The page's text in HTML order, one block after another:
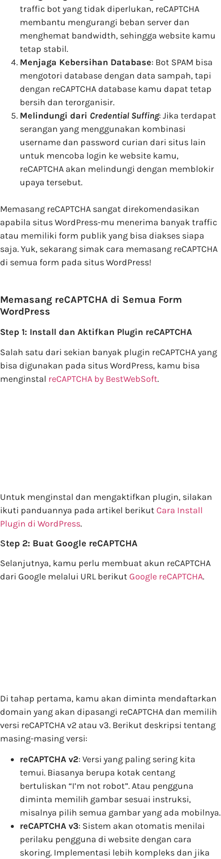
traffic bot yang tidak diperlukan, reCAPTCHA
membantu mengurangi beban server dan
menghemat bandwidth, sehingga website kamu
tetap stabil.
Menjaga Kebersihan Database: Bot SPAM bisa
mengotori database dengan data sampah, tapi
dengan reCAPTCHA database kamu dapat tetap
bersih dan terorganisir.
Melindungi dari Credential Suffing: Jika terdapat
serangan yang menggunakan kombinasi
username dan password curian dari situs lain
untuk mencoba login ke website kamu,
reCAPTCHA akan melindungi dengan memblokir
upaya tersebut.
Memasang reCAPTCHA sangat direkomendasikan
apabila situs WordPress-mu menerima banyak traffic
atau memiliki form publik yang bisa diakses siapa
saja. Yuk, sekarang simak cara memasang reCAPTCHA
di semua form pada situs WordPress!
Memasang reCAPTCHA di Semua Form
WordPress
Step 1: Install dan Aktifkan Plugin reCAPTCHA
Salah satu dari sekian banyak plugin reCAPTCHA yang
bisa digunakan pada situs WordPress, kamu bisa
menginstal reCAPTCHA by BestWebSoft.
Untuk menginstal dan mengaktifkan plugin, silakan
ikuti panduannya pada artikel berikut Cara Install
Plugin di WordPress.
Step 2: Buat Google reCAPTCHA
Selanjutnya, kamu perlu membuat akun reCAPTCHA
dari Google melalui URL berikut Google reCAPTCHA.
Di tahap pertama, kamu akan diminta mendaftarkan
domain yang akan dipasangi reCAPTCHA dan memilih
versi reCAPTCHA v2 atau v3. Berikut deskripsi tentang
masing-masing versi:
reCAPTCHA v2: Versi yang paling sering kita
temui. Biasanya berupa kotak centang
bertuliskan “I’m not robot”. Atau pengguna
diminta memilih gambar sesuai instruksi,
misalnya pilih semua gambar yang ada mobilnya.
reCAPTCHA v3: Sistem akan otomatis menilai
perilaku pengguna di website dengan cara
skoring. Implementasi lebih kompleks dan jika